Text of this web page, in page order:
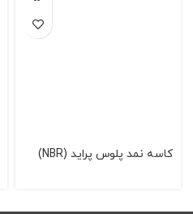
کاسه نمد پلوس پراید (NBR)